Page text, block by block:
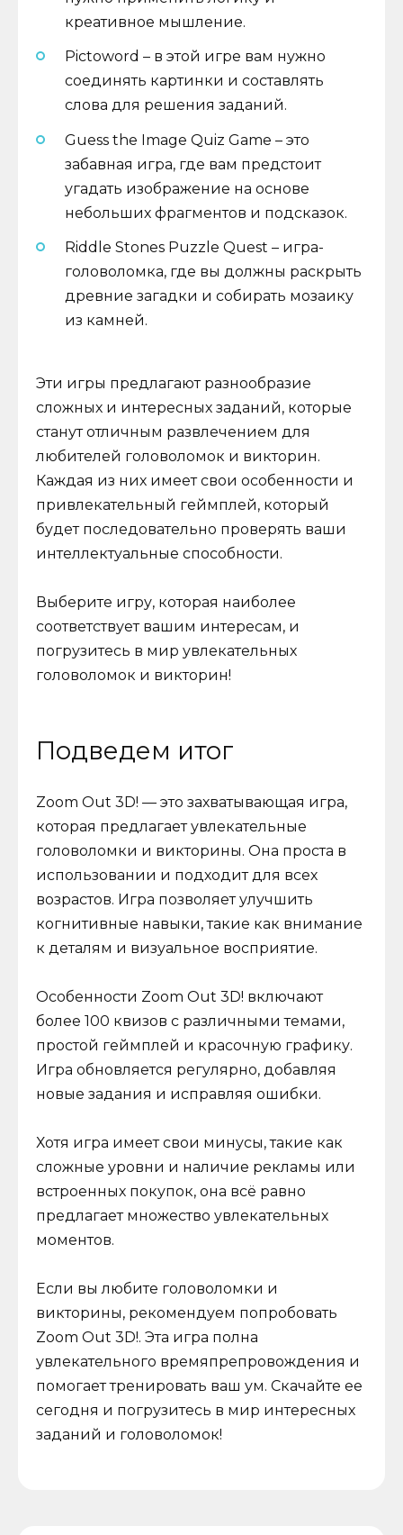
креативное мышление.
Pictoword – в этой игре вам нужно
соединять картинки и составлять
слова для решения заданий.
Guess the Image Quiz Game – это
забавная игра, где вам предстоит
угадать изображение на основе
небольших фрагментов и подсказок.
Riddle Stones Puzzle Quest – игра-
головоломка, где вы должны раскрыть
древние загадки и собирать мозаику
из камней.
Эти игры предлагают разнообразие
сложных и интересных заданий, которые
станут отличным развлечением для
любителей головоломок и викторин.
Каждая из них имеет свои особенности и
привлекательный геймплей, который
будет последовательно проверять ваши
интеллектуальные способности.
Выберите игру, которая наиболее
соответствует вашим интересам, и
погрузитесь в мир увлекательных
головоломок и викторин!
Подведем итог
Zoom Out 3D! — это захватывающая игра,
которая предлагает увлекательные
головоломки и викторины. Она проста в
использовании и подходит для всех
возрастов. Игра позволяет улучшить
когнитивные навыки, такие как внимание
к деталям и визуальное восприятие.
Особенности Zoom Out 3D! включают
более 100 квизов с различными темами,
простой геймплей и красочную графику.
Игра обновляется регулярно, добавляя
новые задания и исправляя ошибки.
Хотя игра имеет свои минусы, такие как
сложные уровни и наличие рекламы или
встроенных покупок, она всё равно
предлагает множество увлекательных
моментов.
Если вы любите головоломки и
викторины, рекомендуем попробовать
Zoom Out 3D!. Эта игра полна
увлекательного времяпрепровождения и
помогает тренировать ваш ум. Скачайте ее
сегодня и погрузитесь в мир интересных
заданий и головоломок!